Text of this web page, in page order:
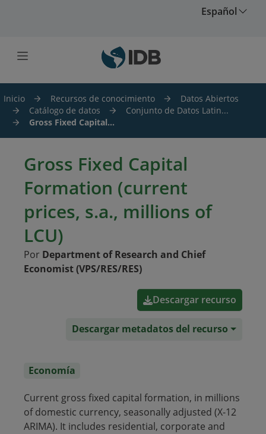
Español
Inicio Recursos de conocimiento
Datos Abiertos
Catálogo de datos
Conjunto de Datos Latin...
Gross Fixed Capital...
Gross Fixed Capital
Formation (current
prices, s.a., millions of
LCU)
Por Department of Research and Chief
Economist (VPS/RES/RES)
Descargar recurso
Descargar metadatos del recurso
Economía
Current gross fixed capital formation, in millions
of domestic currency, seasonally adjusted (X-12
ARIMA). It includes residential, corporate and